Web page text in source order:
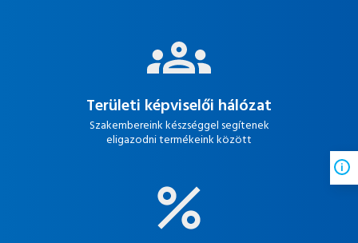
Területi képviselői hálózat
Szakembereink készséggel segítenek
eligazodni termékeink között